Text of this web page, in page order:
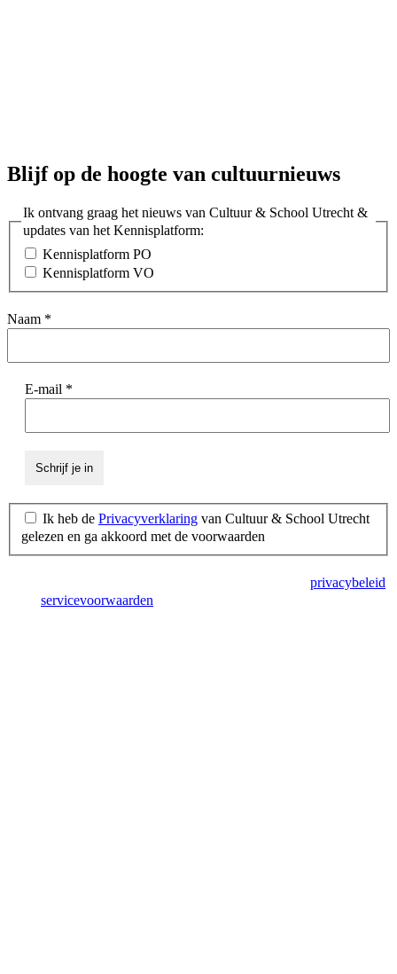
Blijf op de hoogte van cultuurnieuws
Ik ontvang graag het nieuws van Cultuur & School Utrecht &
updates van het Kennisplatform:
Kennisplatform PO
Kennisplatform VO
Naam *
E-mail *
Ik heb de Privacyverklaring van Cultuur & School Utrecht
gelezen en ga akkoord met de voorwaarden
privacybeleid
servicevoorwaarden